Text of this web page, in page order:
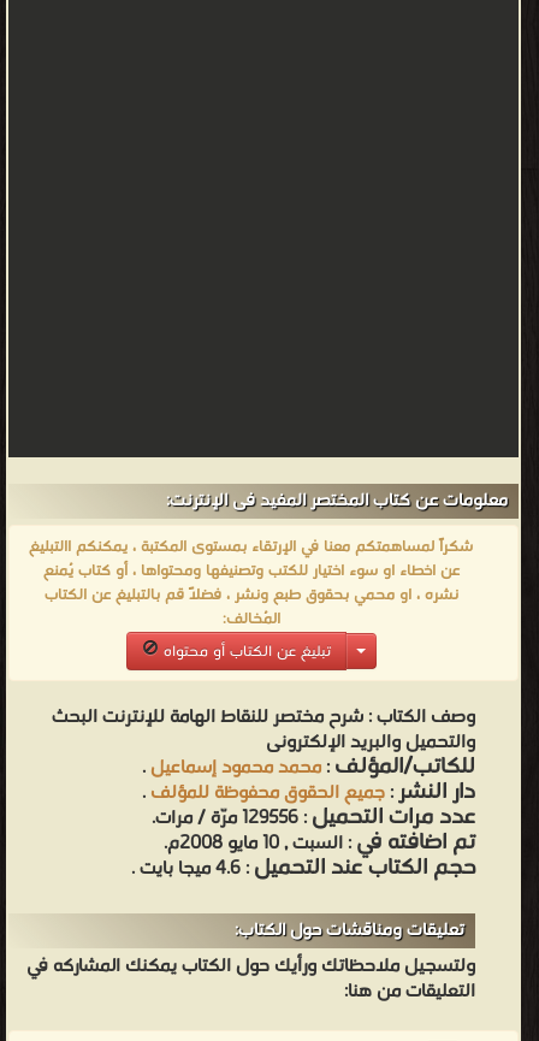
معلومات عن كتاب المختصر المفيد فى الإنترنت:
شكراً لمساهمتكم معنا في الإرتقاء بمستوى المكتبة ، يمكنكم االتبليغ
عن اخطاء او سوء اختيار للكتب وتصنيفها ومحتواها ، أو كتاب يُمنع
نشره ، او محمي بحقوق طبع ونشر ، فضلاً قم بالتبليغ عن الكتاب
المُخالف:
تبليغ عن الكتاب أو محتواه
وصف الكتاب :شرح مختصر للنقاط الهامة للإنترنت البحث
والتحميل والبريد الإلكترونى
للكاتب/المؤلف:محمد محمود إسماعيل.
دار النشر:جميع الحقوق محفوظة للمؤلف.
عدد مرات التحميل: 129556 مرّة / مرات.
تم اضافته في: السبت , 10 مايو 2008م.
حجم الكتاب عند التحميل: 4.6 ميجا بايت .
تعليقات ومناقشات حول الكتاب:
ولتسجيل ملاحظاتك ورأيك حول الكتاب يمكنك المشاركه في
التعليقات من هنا: